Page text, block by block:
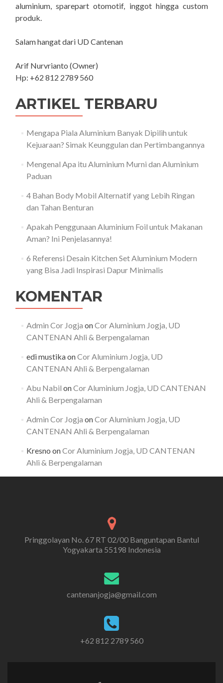
aluminium, sparepart otomotif, inggot hingga custom
produk.
Salam hangat dari UD Cantenan
Arif Nurvrianto (Owner)
Hp: +62 812 2789 560
ARTIKEL TERBARU
Mengapa Piala Aluminium Banyak Dipilih untuk
Kejuaraan? Simak Keunggulan dan Pertimbangannya
Mengenal Apa itu Aluminium Murni dan Aluminium
Paduan
4 Bahan Body Mobil Alternatif yang Lebih Ringan
dan Tahan Benturan
Apakah Penggunaan Aluminium Foil untuk Makanan
Aman? Ini Penjelasannya!
6 Referensi Desain Kitchen Set Aluminium Modern
yang Bisa Jadi Inspirasi Dapur Minimalis
KOMENTAR
Admin Cor Jogja onCor Aluminium Jogja, UD
CANTENAN Ahli & Berpengalaman
edi mustikaonCor Aluminium Jogja, UD
CANTENAN Ahli & Berpengalaman
Abu Nabil onCor Aluminium Jogja, UD CANTENAN
Ahli & Berpengalaman
Admin Cor Jogja onCor Aluminium Jogja, UD
CANTENAN Ahli & Berpengalaman
Kresno onCor Aluminium Jogja, UD CANTENAN
Ahli & Berpengalaman
Pringgolayan No. 67 RT 02/00 Banguntapan Bantul
Yogyakarta 55198 Indonesia
cantenanjogja@gmail.com
+62 812 2789 560